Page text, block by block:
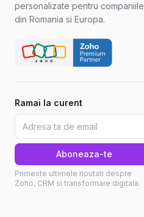
personalizate pentru companiile
din Romania si Europa.
Ramai la curent
Aboneaza-te
Primeste ultimele noutati despre
Zoho, CRM si transformare digitala.